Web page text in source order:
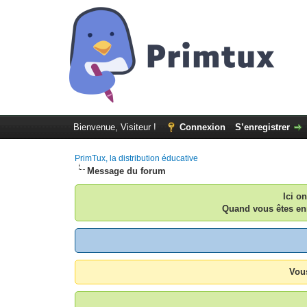
Bienvenue, Visiteur ! Connexion S’enregistrer
PrimTux, la distribution éducative
Message du forum
Ici
Quand vous êtes